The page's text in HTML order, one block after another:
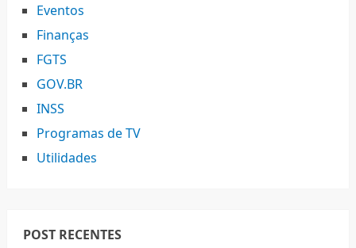
Eventos
Finanças
FGTS
GOV.BR
INSS
Programas de TV
Utilidades
POST RECENTES